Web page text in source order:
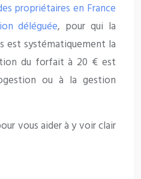
propriétaires en France
déléguée, pour qui la
est systématiquement la
du forfait à 20 € est
ou à la gestion
vous aider à y voir clair